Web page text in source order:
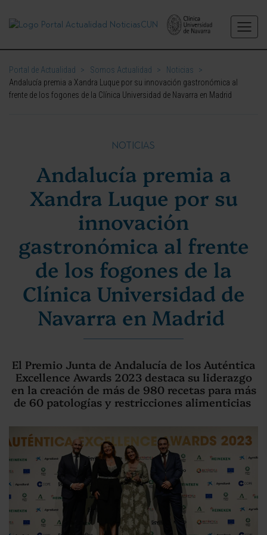
Portal de Actualidad > Somos Actualidad > Noticias
>
Andalucía premia a Xandra Luque por su innovación gastronómica al
frente de los fogones de la Clínica Universidad de Navarra en Madrid
NOTICIAS
Andalucía premia a
Xandra Luque por su
innovación
gastronómica al frente
de los fogones de la
Clínica Universidad de
Navarra en Madrid
El Premio Junta de Andalucía de los Auténtica
Excellence Awards 2023 destaca su liderazgo
en la creación de más de 980 recetas para más
de 60 patologías y restricciones alimenticias